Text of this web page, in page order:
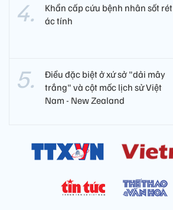
Khẩn cấp cứu bệnh nhân sốt rét
ác tính
Điều đặc biệt ở xứ sở "dải mây
trắng" và cột mốc lịch sử Việt
Nam - New Zealand